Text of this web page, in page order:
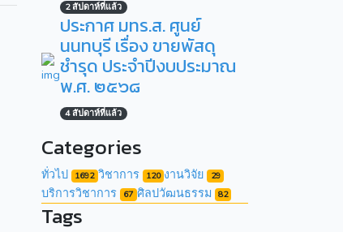
2 สัปดาห์ที่แล้ว
ประกาศ มทร.ส. ศูนย์
นนทบุรี เรื่อง ขายพัสดุ
ชำรุด ประจำปีงบประมาณ
พ.ศ. ๒๕๖๘
4 สัปดาห์ที่แล้ว
Categories
ทั่วไป 1692 วิชาการ 120 งานวิจัย 29
บริการวิชาการ 67 ศิลปวัฒนธรรม 82
Tags